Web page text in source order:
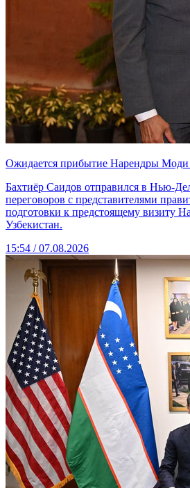
Ожидается прибытие Нарендры Моди
Бахтиёр Саидов отправился в Нью-
переговоров с представителями
подготовки к предстоящему визиту
Узбекистан.
15:54 / 07.08.2026